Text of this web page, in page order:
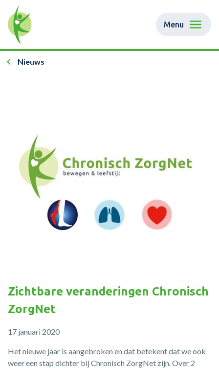
Menu
Nieuws
Zichtbare veranderingen Chronisch
ZorgNet
17 januari 2020
Het nieuwe jaar is aangebroken en dat betekent dat we ook
weer een stap dichter bij Chronisch ZorgNet zijn. Over 2